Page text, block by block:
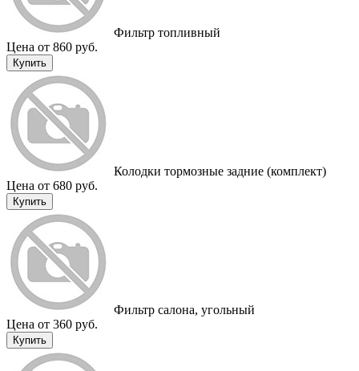
Фильтр топливный
Цена от 860 руб.
Купить
Колодки тормозные задние (комплект)
Цена от 680 руб.
Купить
Фильтр салона, угольный
Цена от 360 руб.
Купить